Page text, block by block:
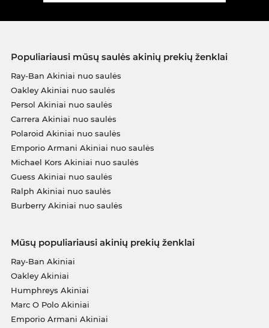
Populiariausi mūsų saulės akinių prekių ženklai
Ray-Ban Akiniai nuo saulės
Oakley Akiniai nuo saulės
Persol Akiniai nuo saulės
Carrera Akiniai nuo saulės
Polaroid Akiniai nuo saulės
Emporio Armani Akiniai nuo saulės
Michael Kors Akiniai nuo saulės
Guess Akiniai nuo saulės
Ralph Akiniai nuo saulės
Burberry Akiniai nuo saulės
Mūsų populiariausi akinių prekių ženklai
Ray-Ban Akiniai
Oakley Akiniai
Humphreys Akiniai
Marc O Polo Akiniai
Emporio Armani Akiniai